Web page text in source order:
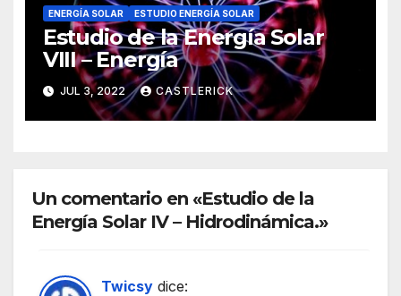
ENERGÍA SOLAR ESTUDIO ENERGÍA SOLAR
Estudio de la Energía Solar
VIII – Energía
JUL 3, 2022 CASTLERICK
Un comentario en «Estudio de la
Energía Solar IV – Hidrodinámica.»
Twicsy dice: